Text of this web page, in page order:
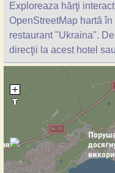
Exploreaza hărţi
OpenStreetMap hartă
restaurant "Ukraina".
direcţii la acest hotel